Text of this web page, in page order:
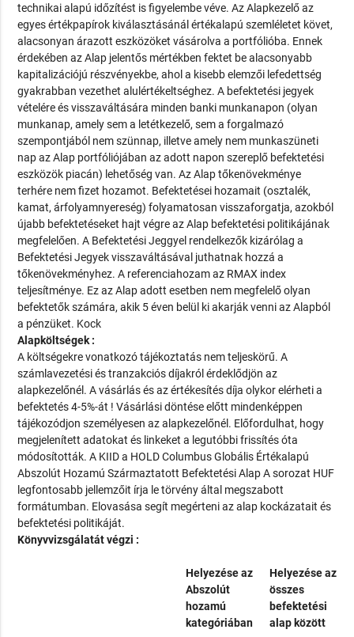
technikai alapú időzítést is figyelembe véve. Az Alapkezelő az
egyes értékpapírok kiválasztásánál értékalapú szemléletet követ,
alacsonyan árazott eszközöket vásárolva a portfólióba. Ennek
érdekében az Alap jelentős mértékben fektet be alacsonyabb
kapitalizációjú részvényekbe, ahol a kisebb elemzői lefedettség
gyakrabban vezethet alulértékeltséghez. A befektetési jegyek
vételére és visszaváltására minden banki munkanapon (olyan
munkanap, amely sem a letétkezelő, sem a forgalmazó
szempontjából nem szünnap, illetve amely nem munkaszüneti
nap az Alap portfóliójában az adott napon szereplő befektetési
eszközök piacán) lehetőség van. Az Alap tőkenövekménye
terhére nem fizet hozamot. Befektetései hozamait (osztalék,
kamat, árfolyamnyereség) folyamatosan visszaforgatja, azokból
újabb befektetéseket hajt végre az Alap befektetési politikájának
megfelelően. A Befektetési Jeggyel rendelkezők kizárólag a
Befektetési Jegyek visszaváltásával juthatnak hozzá a
tőkenövekményhez. A referenciahozam az RMAX index
teljesítménye. Ez az Alap adott esetben nem megfelelő olyan
befektetők számára, akik 5 éven belül ki akarják venni az Alapból
a pénzüket. Kock
Alapköltségek :
A költségekre vonatkozó tájékoztatás nem teljeskörű. A
számlavezetési és tranzakciós díjakról érdeklődjön az
alapkezelőnél. A vásárlás és az értékesítés díja olykor elérheti a
befektetés 4-5%-át ! Vásárlási döntése előtt mindenképpen
tájékozódjon személyesen az alapkezelőnél. Előfordulhat, hogy
megjelenített adatokat és linkeket a legutóbbi frissítés óta
módosították. A KIID a HOLD Columbus Globális Értékalapú
Abszolút Hozamú Származtatott Befektetési Alap A sorozat HUF
legfontosabb jellemzőit írja le törvény által megszabott
formátumban. Elovasása segít megérteni az alap kockázatait és
befektetési politikáját.
Könyvvizsgálatát végzi :
Helyezése az
Abszolút
hozamú
kategóriában
Helyezése az
összes
befektetési
alap között